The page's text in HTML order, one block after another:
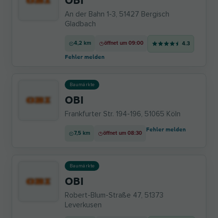
An der Bahn 1-3, 51427 Bergisch
Gladbach
4,2 km öffnet um 09:00 4.3
Fehler melden
Baumärkte
OBI
Frankfurter Str. 194-196, 51065 Köln
7,5 km öffnet um 08:30
Fehler melden
Baumärkte
OBI
Robert-Blum-Straße 47, 51373
Leverkusen